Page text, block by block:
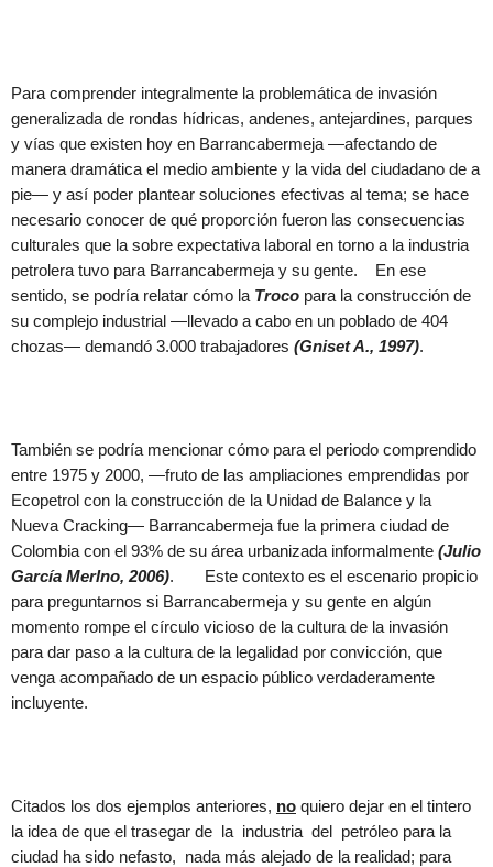
Para comprender integralmente la problemática de invasión
generalizada de rondas hídricas, andenes, antejardines, parques
y vías que existen hoy en Barrancabermeja —afectando de
manera dramática el medio ambiente y la vida del ciudadano de a
pie— y así poder plantear soluciones efectivas al tema; se hace
necesario conocer de qué proporción fueron las consecuencias
culturales que la sobre expectativa laboral en torno a la industria
petrolera tuvo para Barrancabermeja y su gente. En ese
sentido, se podría relatar cómo la Troco para la construcción de
su complejo industrial —llevado a cabo en un poblado de 404
chozas— demandó 3.000 trabajadores (Gniset A., 1997).
También se podría mencionar cómo para el periodo comprendido
entre 1975 y 2000, —fruto de las ampliaciones emprendidas por
Ecopetrol con la construcción de la Unidad de Balance y la
Nueva Cracking— Barrancabermeja fue la primera ciudad de
Colombia con el 93% de su área urbanizada informalmente (Julio
García Merlno, 2006). Este contexto es el escenario propicio
para preguntarnos si Barrancabermeja y su gente en algún
momento rompe el círculo vicioso de la cultura de la invasión
para dar paso a la cultura de la legalidad por convicción, que
venga acompañado de un espacio público verdaderamente
incluyente.
Citados los dos ejemplos anteriores, no quiero dejar en el tintero
la idea de que el trasegar de la industria del petróleo para la
ciudad ha sido nefasto, nada más alejado de la realidad; para